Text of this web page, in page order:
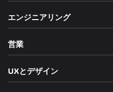
エンジニアリング
営業
UXとデザイン